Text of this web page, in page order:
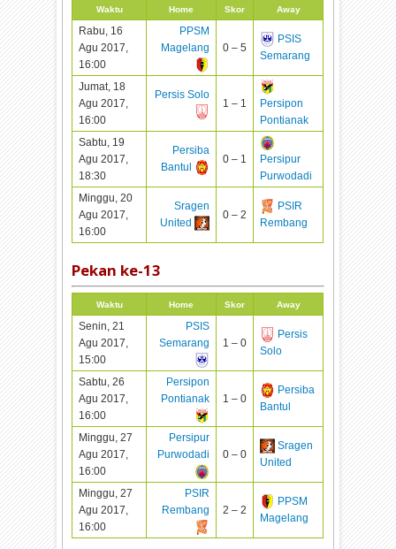
Waktu Home Skor Away
Rabu, 16
Agu 2017,
16:00
PPSM
Magelang
0 – 5
PSIS
Semarang
Jumat, 18
Agu 2017,
16:00
Persis Solo
1 – 1
Persipon
Pontianak
Sabtu, 19
Agu 2017,
18:30
Persiba
Bantul
0 – 1
Persipur
Purwodadi
Minggu, 20
Agu 2017,
16:00
Sragen
United
0 – 2
PSIR
Rembang
Pekan ke-13
Waktu Home Skor Away
Senin, 21
Agu 2017,
15:00
PSIS
Semarang
1 – 0
Persis
Solo
Sabtu, 26
Agu 2017,
16:00
Persipon
Pontianak
1 – 0
Persiba
Bantul
Minggu, 27
Agu 2017,
16:00
Persipur
Purwodadi
0 – 0
Sragen
United
Minggu, 27
Agu 2017,
16:00
PSIR
Rembang
2 – 2
PPSM
Magelang